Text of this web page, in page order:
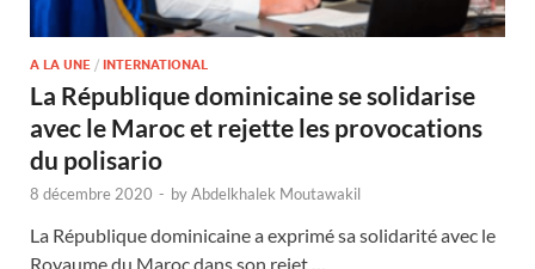
A LA UNE / INTERNATIONAL
La République dominicaine se solidarise
avec le Maroc et rejette les provocations
du polisario
8 décembre 2020 - byAbdelkhalek Moutawakil
La République dominicaine a exprimé sa solidarité avec le
Royaume du Maroc dans son rejet …